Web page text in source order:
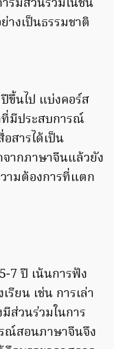
รมีส่วนร่วมในชั้น
างเป็นธรรมชาติ
ขึ้นไป แบ่งคอร์ส
ที่มีประสบการณ์
สารได้เป็น
ากภาษาจีนแล้วยัง
ามต้องการที่แตก
7 ปี เน้นการฟัง
ยน เช่น การเล่า
ส่วนร่วมในการ
ณ์สอนภาษาจีนจึง